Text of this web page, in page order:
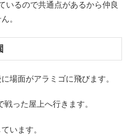
いるので共通点があるから仲良
。
場面がアラミゴに飛びます。
った屋上へ行きます。
います。